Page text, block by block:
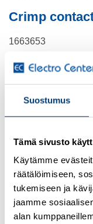
Suostumus
Tämä sivusto
Käytämme
räätälöimiseen,
tukemiseen ja
jaamme
alan
Crimp
1663653
Kirjaudu sisään
verkkokauppaa
Turned 2.5 crimp
diameter 0.75
Lisätietoja
Osasto:Phoenix